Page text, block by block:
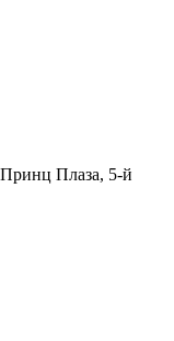
Плаза, 5-й